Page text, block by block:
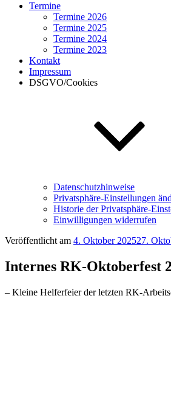
Termine
Termine 2026
Termine 2025
Termine 2024
Termine 2023
Kontakt
Impressum
DSGVO/Cookies
Datenschutzhinweise
Privatsphäre-Einstellungen
Historie der Privatsphäre-
Einwilligungen widerrufen
Veröffentlicht am 4. Oktober 202527.
Internes RK-Oktoberfest
– Kleine Helferfeier der letzten RK-